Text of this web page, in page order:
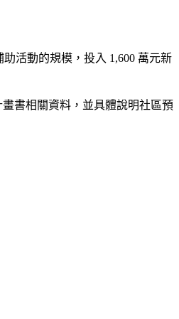
活動的規模，投入 1,600 萬元新
書相關資料，並具體說明社區預